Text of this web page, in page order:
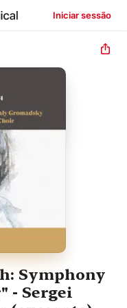
Iniciar sessão
Symphony
- Sergei